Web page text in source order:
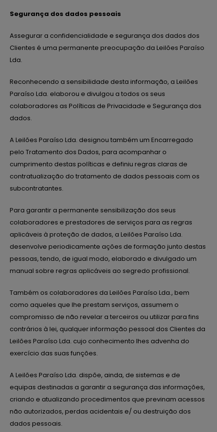
Segurança dos dados pessoais
Assegurar a confidencialidade e segurança dos dados dos
Clientes é uma permanente preocupação da Leilões Paraíso
Lda.
Reconhecendo a sensibilidade desta informação, a Leilões
Paraíso Lda. elaborou e divulgou a todos os seus
colaboradores as Políticas de Privacidade e Segurança dos
dados.
A Leilões Paraíso Lda. designou também um Encarregado
pelo Tratamento dos Dados, para acompanhar o
cumprimento destas políticas e definiu regras claras de
contratualização do tratamento de dados pessoais com os
subcontratantes.
Para garantir a permanente sensibilização dos seus
colaboradores e prestadores de serviços para as regras
aplicáveis à proteção de dados, a Leilões Paraíso Lda.
desenvolve periodicamente ações de formação junto destas
pessoas, tendo, de igual modo, elaborado e divulgado um
manual sobre regras aplicáveis ao segredo profissional.
Também os colaboradores da Leilões Paraíso Lda., bem
como aqueles que lhe prestam serviços, assumem o
compromisso de não revelar a terceiros ou utilizar para fins
contrários à lei, qualquer informação pessoal dos Clientes da
Leilões Paraíso Lda. cujo conhecimento lhes advenha do
exercício das suas funções.
A Leilões Paraíso Lda. dispõe, ainda, de sistemas e de
equipas destinadas a garantir a segurança das informações,
criando e atualizando procedimentos que previnam acessos
não autorizados, perdas acidentais e/ ou destruição dos
dados pessoais.